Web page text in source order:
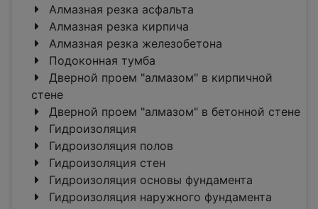
Алмазная резка асфальта
Алмазная резка кирпича
Алмазная резка железобетона
Подоконная тумба
Дверной проем "алмазом" в кирпичной
стене
Дверной проем "алмазом" в бетонной стене
Гидроизоляция
Гидроизоляция полов
Гидроизоляция стен
Гидроизоляция основы фундамента
Гидроизоляция наружного фундамента